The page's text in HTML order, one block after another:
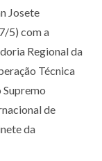
Josete
5) com a
Regional da
Técnica
Supremo
de
da